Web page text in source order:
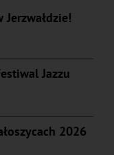
Jerzwałdzie!
Jazzu
2026